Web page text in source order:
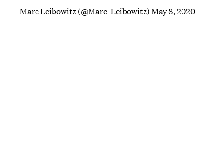
— Marc Leibowitz (@Marc_Leibowitz)May 8, 2020